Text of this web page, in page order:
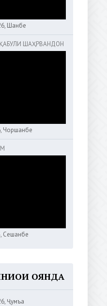
Шанбе
ШАҲРВАНДОН
Чоршанбе
Сешанбе
ОЯНДА
Ҷумъа